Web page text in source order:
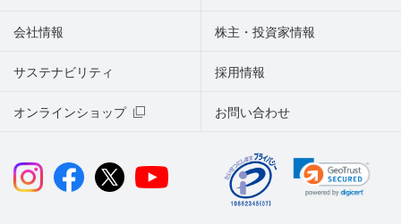
会社情報 株主・投資家情報
サステナビリティ
オンラインショップ お問い合わせ
採用情報